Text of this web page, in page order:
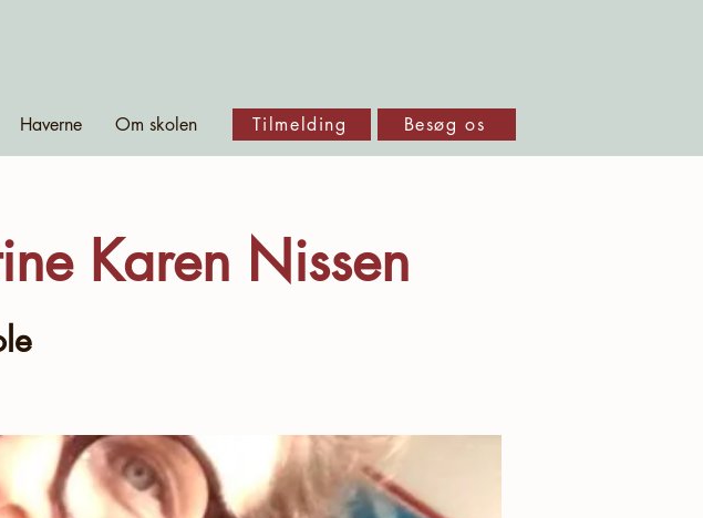
Haverne Om skolen Tilmelding Besøg os
Karen Nissen